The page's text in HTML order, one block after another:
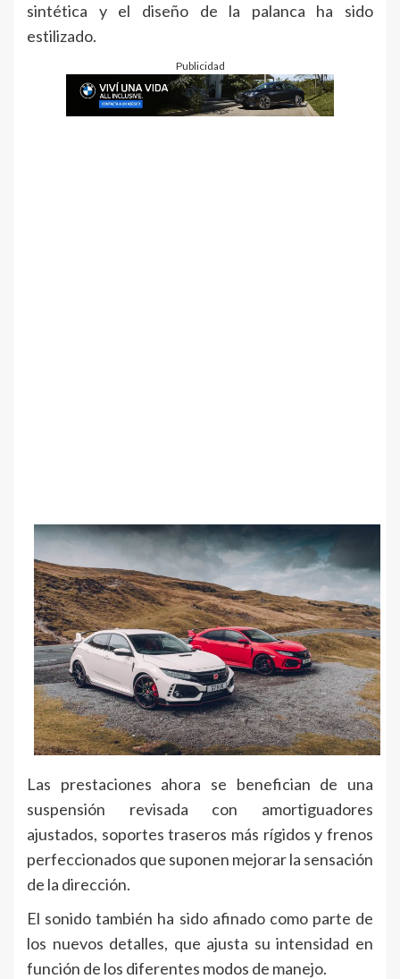
sintética y el diseño de la palanca ha sido
estilizado.
Publicidad
Las prestaciones ahora se benefician de una
suspensión revisada con amortiguadores
ajustados, soportes traseros más rígidos y frenos
perfeccionados que suponen mejorar la sensación
de la dirección.
El sonido también ha sido afinado como parte de
los nuevos detalles, que ajusta su intensidad en
función de los diferentes modos de manejo.